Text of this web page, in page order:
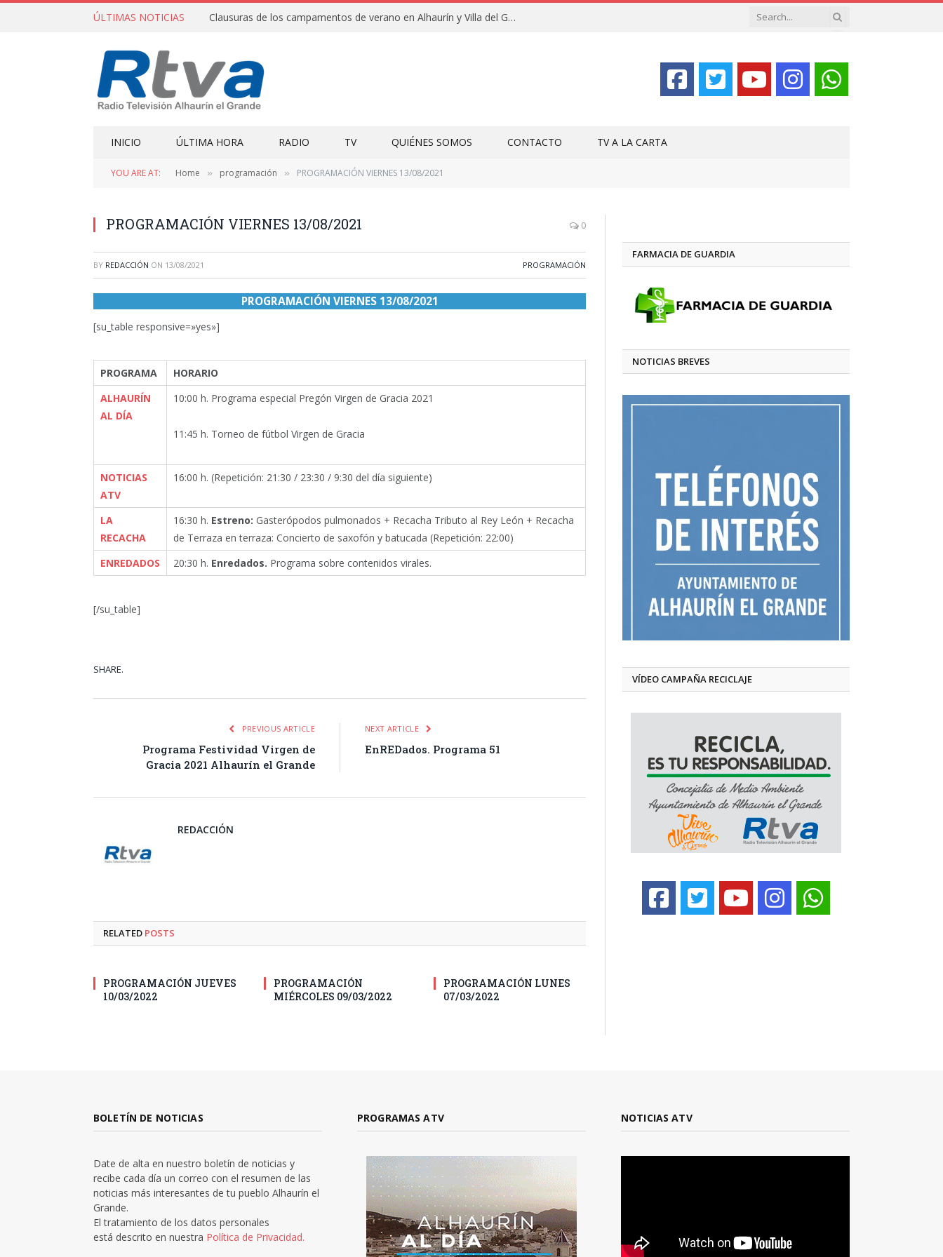
ÚLTIMAS NOTICIAS Clausuras de los campamentos de verano en Alhaurín y Villa del Guadalhorce 2026
INICIO ÚLTIMA HORA RADIO TV QUIÉNES SOMOS CONTACTO TV A LA CARTA
YOU ARE AT: Home » programación » PROGRAMACIÓN VIERNES 13/08/2021
PROGRAMACIÓN VIERNES 13/08/2021 0
BY REDACCIÓN ON 13/08/2021 PROGRAMACIÓN
PROGRAMACIÓN VIERNES 13/08/2021
[su_table responsive=»yes»]
PROGRAMA
HORARIO
ALHAURÍN
AL DÍA
10:00 h. Programa especial Pregón Virgen de Gracia 2021
11:45 h. Torneo de fútbol Virgen de Gracia
NOTICIAS
ATV
16:00 h. (Repetición: 21:30 / 23:30 / 9:30 del día siguiente)
LA
RECACHA
16:30 h. Estreno: Gasterópodos pulmonados + Recacha Tributo al Rey León + Recacha
de Terraza en terraza: Concierto de saxofón y batucada (Repetición: 22:00)
ENREDADOS
20:30 h. Enredados. Programa sobre contenidos virales.
[/su_table]
SHARE.
PREVIOUS ARTICLE
Programa Festividad Virgen de
Gracia 2021 Alhaurín el Grande
NEXT ARTICLE
EnREDados. Programa 51
REDACCIÓN
RELATED POSTS
PROGRAMACIÓN JUEVES
10/03/2022
PROGRAMACIÓN
MIÉRCOLES 09/03/2022
PROGRAMACIÓN LUNES
07/03/2022
FARMACIA DE GUARDIA
NOTICIAS BREVES
VÍDEO CAMPAÑA RECICLAJE
BOLETÍN DE NOTICIAS
Date de alta en nuestro boletín de noticias y
recibe cada día un correo con el resumen de las
noticias más interesantes de tu pueblo Alhaurín el
Grande.
El tratamiento de los datos personales
está descrito en nuestra Política de Privacidad.
PROGRAMAS ATV NOTICIAS ATV